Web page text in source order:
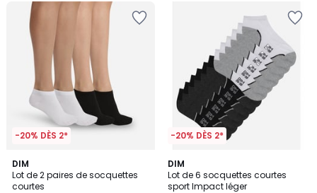
-20% DÈS 2*
DIM
Lot de 2 paires de socquettes
courtes
4,1
/ 5
-20% DÈS 2*
DIM
Lot de 6 socquettes courtes
sport Impact léger
4,6
/ 5